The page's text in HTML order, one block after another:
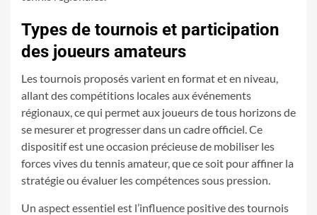
Types de tournois et participation
des joueurs amateurs
Les tournois proposés varient en format et en niveau,
allant des compétitions locales aux événements
régionaux, ce qui permet aux joueurs de tous horizons de
se mesurer et progresser dans un cadre officiel. Ce
dispositif est une occasion précieuse de mobiliser les
forces vives du tennis amateur, que ce soit pour affiner la
stratégie ou évaluer les compétences sous pression.
Un aspect essentiel est l’influence positive des tournois